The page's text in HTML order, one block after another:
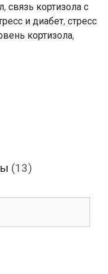
, связь кортизола с
и диабет, стресс
кортизола,
(13)